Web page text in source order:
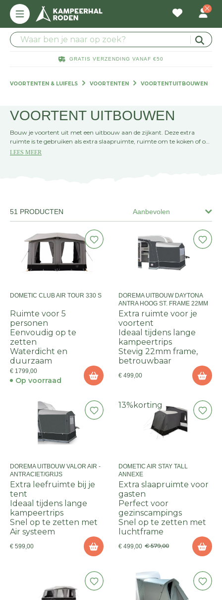
GRATIS VERZENDING VANAF €50
VOORTENTEN & LUIFELS VOORTENTEN VOORTENTUITBOUWEN
VOORTENT UITBOUWEN
Bouw je voortent uit met een uitbouw aan de zijkant. Deze extra
ruimte is te gebruiken als extra slaapruimte, ruimte om te koken of om
je spullen op te slaan.
LEES MEER
Aanbevolen
51 PRODUCTEN
DOMETIC CLUB AIR TOUR 330 S
Ruimte voor 5
personen
Eenvoudig op te
zetten
Waterdicht en
duurzaam
€ 1799,00
Op voorraad
DOREMA UITBOUW DAYTONA
ANTRA HOOG ST. FRAME 22MM
Extra ruimte voor je
voortent
Ideaal tijdens lange
kampeertrips
Stevig 22mm frame,
betrouwbaar
€ 499,00
DOREMA UITBOUW VALOR AIR -
ANTRACIET/GRIJS
Extra leefruimte bij je
tent
Ideaal tijdens lange
kampeertrips
Snel op te zetten met
Air systeem
€ 599,00
13% korting
DOMETIC AIR STAY TALL
ANNEXE
Extra slaapruimte voor
gasten
Perfect voor
gezinscampings
Snel op te zetten met
luchtframe
€ 499,00 € 579,00